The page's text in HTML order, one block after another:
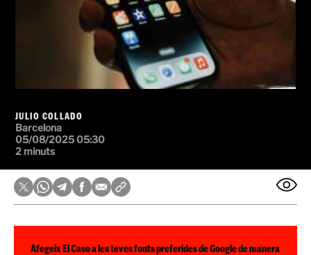
JULIO COLLADO
Barcelona
05/08/2025 05:30
2 minuts
Afegeix El Caso a les teves fonts preferides de Google de manera